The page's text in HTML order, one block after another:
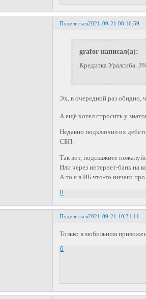
Поделиться2021-09-21 08:16:59
grafor написал(а):
Кредитка Уралсиба.
Эх, в очередной раз обидно,
А ещё хотел спросить у
Недавно подключил их
СБП.
Так вот, подскажите
Или через интернет-банк на
А то я в ИБ что-то ничего
0
Поделиться2021-09-21 10:31:11
Только в мобильном
0